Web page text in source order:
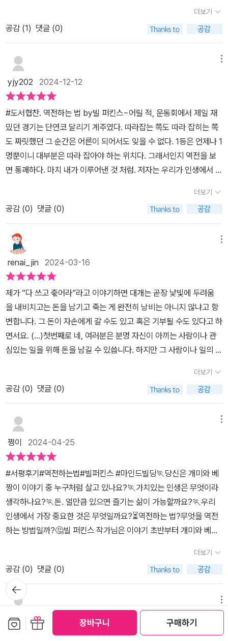
장바구니 구매하기
기'라는 걸 사용해서 나온 숫자로 평균값과 범위가 정해진다. 언제 죽
을지를 최소한 근사치라도 아는 것이 소득, 저축, 지출에 대해 훨씬 더
좋은 결정을 내릴 수 있도록 도와줄 것이다이 책은 '부의 극대화'가 아
닌 '인생의 즐거움의 극대화'에 중점을 두어야 한다. 인생의 즐거움의
극대화를 위해서 어떻게 해야 할까? 죽고 나면 돈은 아무런 가치가
없다. 경제학자 세 명이 '재산을 남길 가치가 없을 때는 무용한 돌봄에
상당한 금액을 지출하는 것이 합리적'이라고 한다'다 쓰고 죽기'는 단
지 돈에 관한 것만이 아닌 시간에 대한 이야기이기도 하다. 한정된 시
간과 에너지를 어떻게 사용할지 생각해보자경험의 타이밍을 설계해
야 한다는 건 현재의 내 상태와 미래의 내 상태를 알아야 한다. 인생
경험을 계획하기 위한 도구 '타임 버킷'을 통해서 각 연령대에 경험할
항목들을 분할하여 배분하여야 한다. 타임버킷은 버킷리스트와는 정
복하여서 경험에 과감히 투자하여야 한다. 그리고 돈을 쓰고 경험을
누릴 시기를 스스로 결정해야 한다. 저자는 '젊었을 때 과감하라!'고
반복적으로 이야기하는 것은 경험의 투자량을 조절하고, 합리적이고
실용적인 방법을 통해서 내 삶을 한순간도 놓치지 않겠다는 각오와
포부와 용기를 실천하여야 한다진정으로 내 인생을 역전하기 위해서
우리는 경험을 어떻게 해야 하고, 사용할 것인지 과감하게 행동할 용
기가 필요할 것이다. 이제 죽기전에 다 쓸 용기가 필요해졌는가? 워
크홀릭에 빠져있는 사람들에게 이 책을 권하고 싶다평생 뼈빠지게 일
만하다가 죽을 것인가? 아니면 일과 경험 배당금을 통해서 더 합리적
이고 아름다운 삶을 만들것인가? 이제 여러분이 선택할 순간이다. 위
서평은 @diewithzero 로 부터 도서를 제공받아서 작성하였습니다.
@billperkins@diewithzerokr
의 마지막에서 돈만 버느라놓쳐버린 수많은 순간들을 후회하게 된다
면도대체 우리는 무엇을 위해돈을 모으는 것일까 하고 의문을 제기한
라고 설명하는데,건강이 쇠락한 노년에 이르면두둑해진 통장을 보고
만족하는 일 외에실제로 '돈을 사용하는데'에도 한계가 있으며되려 소
비가 줄게 되어 힘들게 번 돈을끝내 다 쓰지 못하게 된다는 것이다.이
'다 쓰지 못한 돈'을 벌기 위해 일하며인생을 허비했다는 허탈감만 남
고 말이다.결국엔 돈에 초점을 맞추는 것이 아니라인생 낭비를 막고
돈과 시간의 가치를 극대화하는경험 설계의 중요성을 강조함으로써,
지나가버린 인생의 시간에서 놓칠 수 있는중요한 경험들을 놓치지 않
고삶의 각 단계에서만 가능한 경험을 통해인생의 만족도를 높이라는
뽑아내는 방법으로다음과 같은 총 9가지의 법칙을 제안하였다.✔ 인
생에서 긍정적인 경험을 최대한 늘려라✔ 최대한 일찍부터 경험에 투
자하기 시작하라✔ '다 쓰고 죽기'를 목표로 삼아라✔ '다 쓰고 죽기'를
도울 가용 수단을 총동원하라✔ 가장 효과가 좋을 때 증여하고 기부
하라✔ 자동 조종 모드에 인생을 맡기지 마라✔ 경험마다 적절한 때
가 있음을 유의하라✔ 재산 증식을 멈출 때를 파악하라✔ 잃을 것이
적을 때 가장 크게 베팅하라삶의 다음 단계로 넘어갈 때마다이전 단
계의 나와 그 시간은 돌아오지 않으니그때만 가능한 경험들,그때를
놓치면 다시는 할 수 없을 경험들을제대로 누리기 위해 경험의 타이
밍을설계해야 한다는 것인데경험의 타이밍을 설계하기 위해현재 내
상태와 미래의 내 상태를 제대로 파악해청년기 / 중년기 / 노년기에서
돈과 시간, 건강의 그래프가 어떻게 변화할지 파악하고각 연령대에서
인생의 자동 조종 모드를 끄고단 한 번 주어진 삶을 내 뜻대로 완전히
즐길 수 있다며설득력을 높였다.그의 솔루션은 경험에 돈을 무조건
탕진하라는무책임한 조언이 아니라돈을 제대로 쓰고 경험을 누릴 시
기를스스로 결정하여 경험의 투자량을 조정하는아주 합리적이고 실
이라는 명제를 잊지 말고내가 힘들게 번 돈을 다 쓰고 죽을 수 있는 용
기,내 삶을 단 한순간도 놓치지 않겠다는 포부를가져야 한다는 자극
이다.관성과 근시안적인 시각에서 벗어나인생을 장기적인 관점에서
최선의 효율,최대의 효용으로 설계하도록 독려하는그의 글을 읽어 내
려가며 큰 용기를 얻었다.그동안 '내가 나중에 일하지 않고 편히 살려
면' 하고마냥 먼 미래로 모든 것을 미루고현실이 괴롭고 불행할 때가
많았는데,중간중간 적절히 지금에만 만끽할 수 있는경험들을 배치하
고 여기에 돈과 시간을 투자한다면결국에는 인생의 모든 순간을 행복
과 즐거움,충만한 만족감으로 채우며진정한 의미의 '부'와 행복으로
가득 찬진짜 나를 위한 삶을 만들 수 있겠다는 기대가 든다.옛 어른들
의 '인생의 모든 것에는 때가 있다.'라는 말처럼20대의 주머니 사정이
가벼웠던 때늘 꿈꾸던 경험과 도전이30대인 지금은 할 수 있어도 망
설이게 되듯,인생의 남은 시간들에 있어서는그 타이밍이 늦지 않게
수시로 들여다보고때에 맞는 경험을 내게 스스로 내줄 수 있는그런
적으로 인색한 경향을 보인다. 나의 인생뿐 아니라 자식에게 물려줄
것, 부모를 부양하는 것, 기부하는 것 등 다양한 걱정거리를 갖고 산
다.저자는 그렇게 돈을 모았다고 해도 돈을 푸는 시점이 늦어질수록
상속이나 기부에 대한 효용성도 낮아지며, 그 흔한 버킷리스트도 연
못하고 죽을 것임을 시사한다. 냉정해 보이지만, 틀린 말은 아니다. 지
금 돈 버는데 집중하고 노년에 취미를 즐기겠다고 해도, 경험이 없으
면 내가 뭘 좋아하는지도 모르고 헛된 곳에 돈을 낭비하게 된다.지출
에 대한 포커싱의 중요성을 강조하는 그는 인생에서 필요한 것은 경
험이라고 말한다. 그 경험이 필요하고, 그 경험으로 인해 나의 만족감
이 높아지고 오랜 기간 행복할 것임이 분명하다면 미적거리지 않고
제대로 추진할 것을 추천한다. 나중으로 갈수록 그 경험을 할 체력도,
그 경험을 함께 나눌 사람들도 적어진다. 저자의 포인트는 '경험'을 하
는 데 돈을 아끼지 않고, 죽기 전에 다 쓰는 것(단, 목표한 곳에 제대로
있겠지만, 경험을 통해 새로운 것을 얻은 사례는 무수히 많다. 실천 해
보고 다음을 생각해도 늦지 않으니, 작은 것부터 경험을 쌓는 연습을
해나가며 진정으로 나를 위한 지출이 무엇인지, 이를 위해 어떤 삶의
계획을 세워야 하는지 자신을 돌아보는 계기를 만들어주는 책이다.
더보기
공감 (1) 댓글 (0)
yjy202 2024-12-12
#도서협찬. 역전하는 법 by빌 퍼킨스~어릴 적, 운동회에서 제일 재
밌던 경기는 단연코 달리기 계주였다. 따라잡는 쪽도 따라 잡히는 쪽
도 짜릿했던 그 순간은 어른이 되어서도 잊을 수 없다. 1등은 언제나 1
명뿐이니 대부분은 따라 잡아야 하는 위치다. 그래서인지 역전을 보
면 통괘하다. 마치 내가 이루어낸 것 처럼. 저자는 우리가 인생에서 역
을 최대한 늘려라~우리의 인생은 경험의 총합이다. 의미있고 기억에
남을만한 경험으로 충만했을 때, 그 인생이 가치있다. 2.최대한 일찍
부터 경험에 투자하기 시작하라~경험에는 돈이 들지만 추억도 인생
의 퇴직연금이다. 추억 배당금은 삶의 질을 달 라지게 한다. '일찍' 은
'바로 지금' 이다. 3.'다 쓰고 죽기' 를 목표로 삼아라.~목표없이 그냥
저냥 하루하루 살지 말고 합리적인 최대 효용의 삶을 꿈꾸자. '다 쓰고
죽기' 는 오히려 내 생명 에너지의 낭비를 막아준다. 4.'다 쓰고 죽기'
를 도울 가용수단을 총동원하라~인간의 뇌는 죽음에 관해 비합리적
으로 작동해서 죽을 때까지 아끼다 죽기 직전 살기 위해 대부분을 써
버린다. 그것이 옳은 방식일까? 5.가장 효과가 좋을 때 증여하고 기
부하라~자식들에게 남기는 것도 타이밍이 좌우한다. 늦을수록 좋은
것도 아니고 유산이란 것이 전부 돈이어야 하는 것도 아니다. 6.자동
조종 모드에 인생을 맡기지 마라~지출과 저축의 균형은 삶의 방식에
따라 늘 달라진다. 돈, 시간, 건강의 균형을 맞추어 지금 할 수 있는 것
하면 인생이 오히려 헐값이 된다. 8.재산 증식을 멈출 때를 파악하라
~재산증식에만 목 메지 말고, 언제가 인생의 정점일 지를 생각하자.
활동에서 얻는 즐거움이 감소하기 직전, 인생의 정점을 누려야 한다.
9.잃을 것이 적을 때, 가장 크게 베팅하라~젊어서 잃을 것이 적을 때,
베팅해보자. 두려움을 수치화해서 객관적으로 보고 우선순위를 정하
여 움직이자. 책에서 주장하는 승리는 돈과 명예가 아니다. 돈과 명예
가 앞서가는 이를 따라잡아 인생의 승리를 얻는 역전은 '내 삶의 질을
누구보다 높이는 것' 이었다. 이 책은 이제껏 내가 가지고 있던 돈과
본중심적 사회이고 많은 이들이 돈에 메여 산다. 그 삶에서 벗어나 자
신을 돌보라는 것이 저자의 주요 주장이다. '다 쓰고 죽자' 라던가 '경
험에 투자하라' 는 말이 일견 거부감이 들 수 있지만 자세히 들여다보
면 '현재 삶을 소중히 하라' 는 말이다. 쌓기만 하다보면 맨 밑에 있는
것들은 썩어 버리는 것이 시간이고 건강이다. 시간이 흘러 인생의 마
무리 시점에 적어도 억울하지는 않도록, 지금 추억을 쌓고 그 배당금
더보기
공감 (0) 댓글 (0)
renai_jin 2024-03-16
제가 “다 쓰고 죿어라”라고 이야기하면 대개는 곧장 낯빛에 두려움
을 내비치고는 돈을 남기고 죽는 게 완전히 낭비는 아니지 않냐고 항
변합니다. 그 돈이 자손에게 갈 수도 있고 혹은 기부될 수도 있다고 하
면서요. (...)첫번째로 네, 여러분은 분명 자신이 아끼는 사람이나 관
심있는 일을 위해 돈을 남길 수 있씁니다. 하지만 그 사람이나 일의 입
까? 여러분이 죽을때까지 기다려야만 할 이유가 있을까요?두번째 얼
마를 주든지 당장 남에게 돈을 줘버리면 그 돈은 여러분의 것이 아니
라 받은 사람의 소유가 됩니다. 하지만 제가 '다 쓰고 죽기'에서 다루
는 것은 여러분 소유의 돈입니다. 자녀에게 준 것은 자녀의 소유가 될
1) 나는 비교적 다양한 보험에 가입되어 있고, “노후자금”에 대
한 민감도가 높은 편이었기에 다 쓰고 죽으라는 말이 무척이나 이질
적으로 느껴졌다. 아마 나 말고도 이 책에 대해 그런 오해를 하는 사람
은 꽤 되지 않을까. 그래서 말해둔다. 이 책은 사치를 조장하는 책
이 아니다. 물론 욜로도 아니다.” 돈이나 시간에 목숨걸기보다는 경험
과 성취에 목적을 두라고 하는 책”이 가장 적합한 설명이 아닐까 생각
한다. 그래서 『역전하는 법』은 경험과 돈 중 무엇이 상위인지 고민하
는 이들이 한번쯤 만나보면 도움을 얻을 수 있을 것 같다. 『역전하
는 법』은 브리사맥스 홀딩스의 CEO인 빌 퍼킨스의 책으로 시간의 유
한함과 경험의 축척에 대해 이야기하는 책이다. 우리는 때때로 부
를 성공의 척도로 사용하고 있지만, 『역전하는 법』을 읽다보
면 “돈”에 목적을 두기보다는 “경험”과 “성취”에 목적을 두고 나
의 돈과 시간을 관리하고 설계해야 함을 깨닫게 된다. 『역전하는 법』
에서는 삶을 최적화하는 기술, 경험에 투자해야 하는 이유, 다 쓰고 죽
더보기
공감 (0) 댓글 (0)
쩡이 2024-04-25
#서평후기#역전하는법#빌퍼킨스 #마인드빌딩🏃당신은 개미와 베
짱이 이야기 중 누구처럼 살고 있나요?🏃가치있는 인생은 무엇이라
생각하나요?🏃돈. 얼만큼 있으면 즐기는 삶이 가능할까요?🏃우리
인생에서 가장 중요한 것은 무엇일까요?⏳️역전하는 법?무엇을 역전
하는 방법일까?🤔빌 퍼킨스 작가님은 이야기 초반부터 개미와 베짱
논 자. 누가 더 좋은 인생을 살았는가에 대한 의견을 제시한다.👉열
심히 일하기만 해선 인생 만족도가 높지 않다는 주장을 반복한다.그
렇다고 베짱이처럼 열심히 놀기만 하라는 말이 아니었다.📣열심히
일도 하고 인생을 즐기기도 하라.📣작가님 주장처럼 행동하면 우리
는 무엇을 역전할 수 있을까?✍️p19슬프게도 너무나 많은 사람이 욕
구 충족을 너무나 오래, 혹은 아예 무기한으로 미뤄 둡니다. 사람들은
더보기
공감 (0) 댓글 (0)
하얀사과2024-01-29
뒤로가
기